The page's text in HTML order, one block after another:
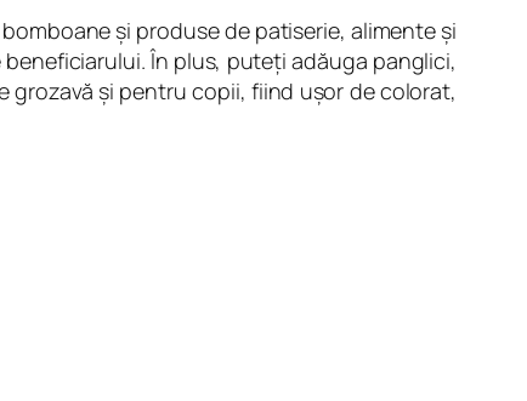
şi produse de patiserie, alimente şi
În plus, puteţi adăuga panglici,
şi pentru copii, fiind uşor de colorat,